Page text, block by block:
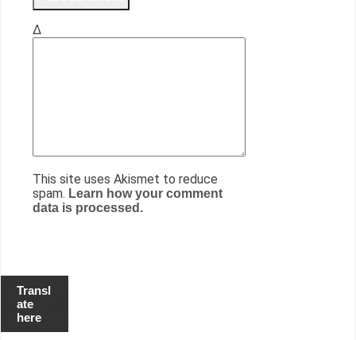
Δ
This site uses Akismet to reduce
spam. Learn how your comment
data is processed.
Transl
ate
here